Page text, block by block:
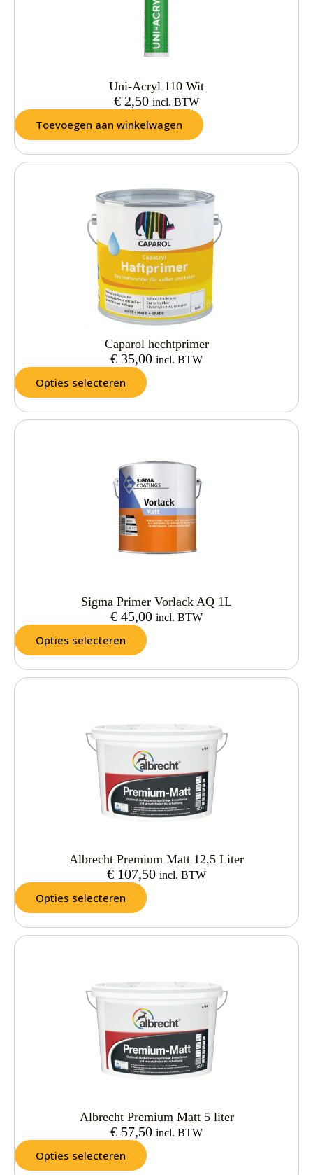
Uni-Acryl 110 Wit
€ 2,50 incl. BTW
Toevoegen aan winkelwagen
Caparol hechtprimer
€ 35,00 incl. BTW
Opties selecteren
Sigma Primer Vorlack AQ 1L
€ 45,00 incl. BTW
Opties selecteren
Albrecht Premium Matt 12,5 Liter
€ 107,50 incl. BTW
Opties selecteren
Albrecht Premium Matt 5 liter
€ 57,50 incl. BTW
Opties selecteren